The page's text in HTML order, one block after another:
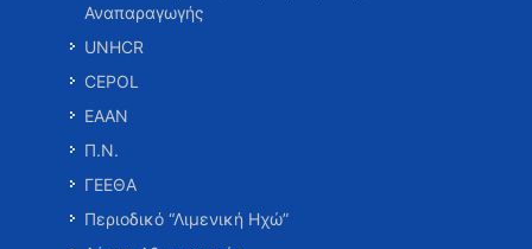
Αναπαραγωγής
UNHCR
CEPOL
ΕΑΑΝ
Π.Ν.
ΓΕΕΘΑ
Περιοδικό “Λιμενική Ηχώ”